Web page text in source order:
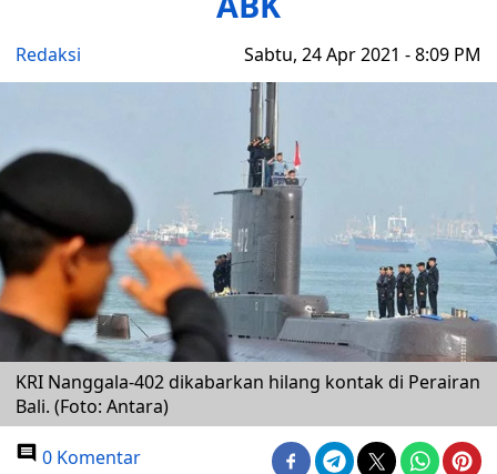
Redaksi Sabtu, 24 Apr 2021 - 8:09 PM
KRI Nanggala-402 dikabarkan hilang kontak di Perairan
Bali. (Foto: Antara)
0 Komentar